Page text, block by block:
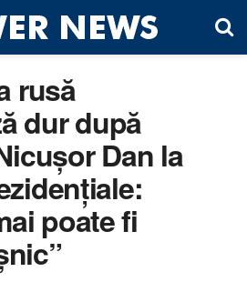
rusă
dur după
Dan la
poate fi